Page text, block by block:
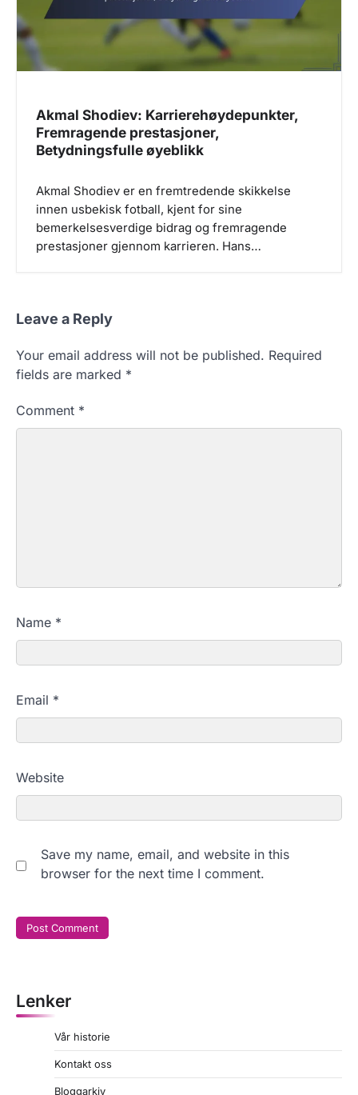
Akmal Shodiev: Karrierehøydepunkter,
Fremragende prestasjoner,
Betydningsfulle øyeblikk
Akmal Shodiev er en fremtredende skikkelse
innen usbekisk fotball, kjent for sine
bemerkelsesverdige bidrag og fremragende
prestasjoner gjennom karrieren. Hans…
Leave a Reply
Your email address will not be published. Required
fields are marked *
Comment *
Name *
Email *
Website
Save my name, email, and website in this
browser for the next time I comment.
Lenker
Vår historie
Kontakt oss
Bloggarkiv